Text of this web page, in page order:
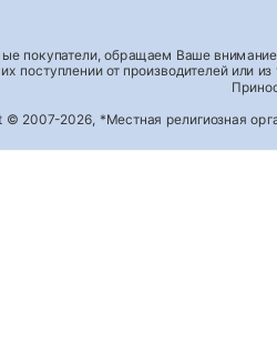
покупатели, обращаем Ваше
поступлении от производителей или
© 2007-2026, *Местная религиозная